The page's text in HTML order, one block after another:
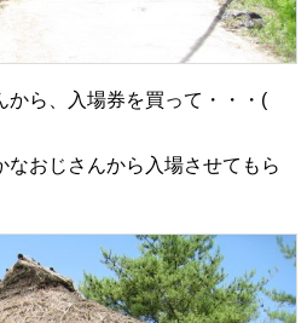
から、入場券を買って・・・(
なおじさんから入場させてもら